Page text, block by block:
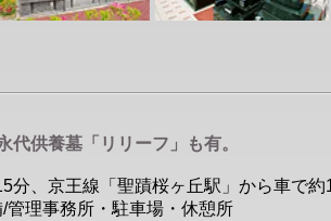
供養墓「リリーフ」も有。
、京王線「聖蹟桜ヶ丘駅」から車で約
理事務所・駐車場・休憩所